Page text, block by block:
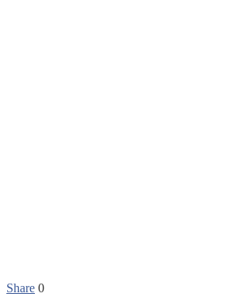
Share 0